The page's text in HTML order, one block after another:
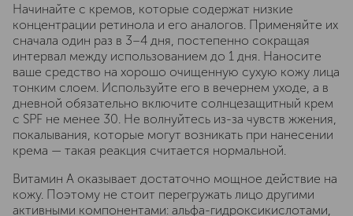
Начинайте с кремов, которые содержат низкие
концентрации ретинола и его аналогов. Применяйте их
сначала один раз в 3–4 дня, постепенно сокращая
интервал между использованием до 1 дня. Наносите
ваше средство на хорошо очищенную сухую кожу лица
тонким слоем. Используйте его в вечернем уходе, а в
дневной обязательно включите солнцезащитный крем
с SPF не менее 30. Не волнуйтесь из-за чувств жжения,
покалывания, которые могут возникать при нанесении
крема — такая реакция считается нормальной.
Витамин A оказывает достаточно мощное действие на
кожу. Поэтому не стоит перегружать лицо другими
активными компонентами: альфа-гидроксикислотами,